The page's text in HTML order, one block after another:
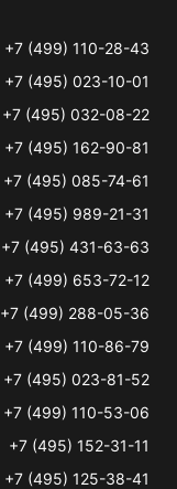
+7 (499) 110-28-43
+7 (495) 023-10-01
+7 (495) 032-08-22
+7 (495) 162-90-81
+7 (495) 085-74-61
+7 (495) 989-21-31
+7 (495) 431-63-63
+7 (499) 653-72-12
+7 (499) 288-05-36
+7 (499) 110-86-79
+7 (495) 023-81-52
+7 (499) 110-53-06
+7 (495) 152-31-11
+7 (495) 125-38-41